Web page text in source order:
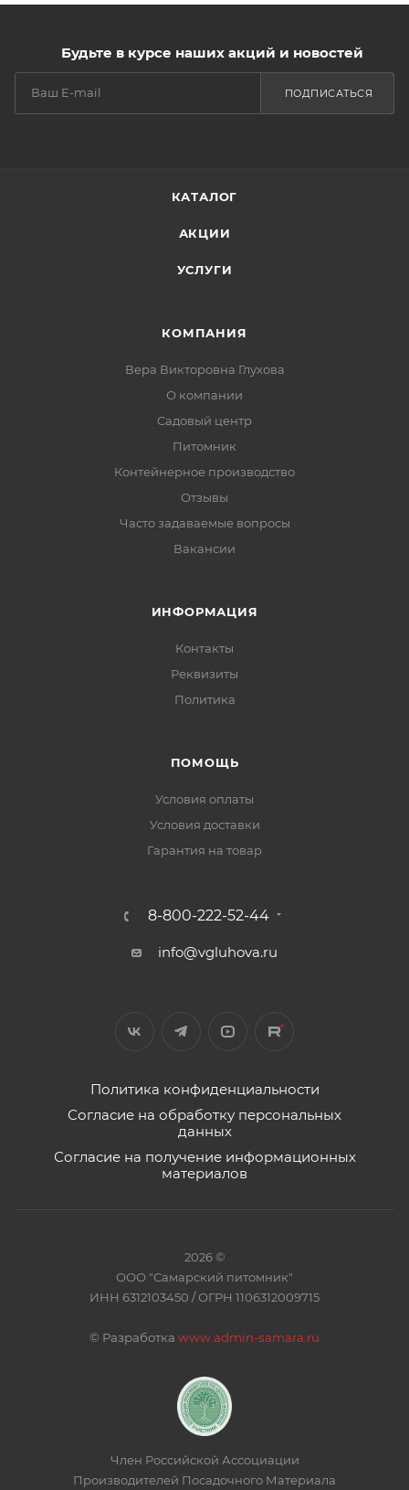
Будьте в курсе наших акций и новостей
ПОДПИСАТЬСЯ
КАТАЛОГ
АКЦИИ
УСЛУГИ
КОМПАНИЯ
Вера Викторовна Глухова
О компании
Садовый центр
Питомник
Контейнерное производство
Отзывы
Часто задаваемые вопросы
Вакансии
ИНФОРМАЦИЯ
Контакты
Реквизиты
Политика
ПОМОЩЬ
Условия оплаты
Условия доставки
Гарантия на товар
8-800-222-52-44
info@vgluhova.ru
Политика конфиденциальности
Согласие на обработку персональных
данных
Согласие на получение информационных
материалов
2026 ©
ООО "Самарский питомник"
ИНН 6312103450 / ОГРН 1106312009715
© Разработка www.admin-samara.ru
Член Российской Ассоциации
Производителей Посадочного Материала